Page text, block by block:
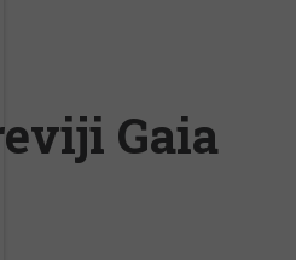
Gaia